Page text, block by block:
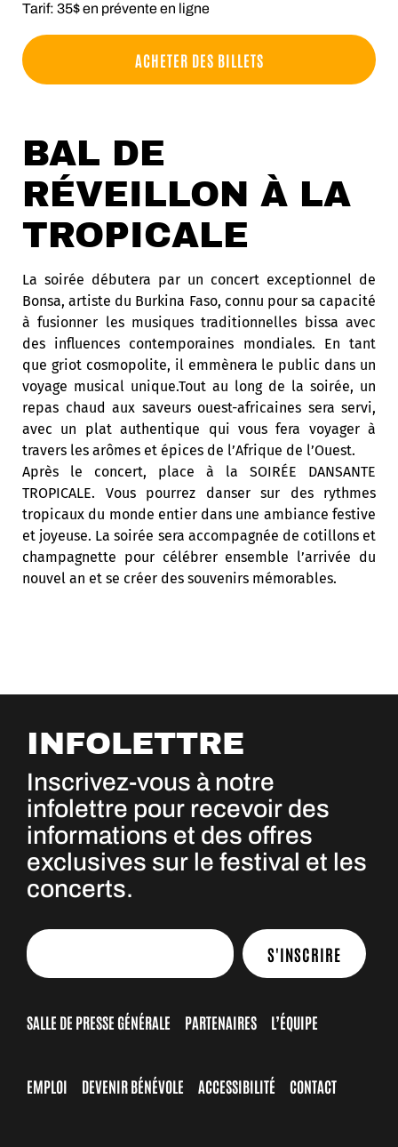
Tarif: 35$ en prévente en ligne
ACHETER DES BILLETS
BAL DE
RÉVEILLON À LA
TROPICALE
La soirée débutera par un concert exceptionnel de
Bonsa, artiste du Burkina Faso, connu pour sa capacité
à fusionner les musiques traditionnelles bissa avec
des influences contemporaines mondiales. En tant
que griot cosmopolite, il emmènera le public dans un
voyage musical unique.Tout au long de la soirée, un
repas chaud aux saveurs ouest-africaines sera servi,
avec un plat authentique qui vous fera voyager à
travers les arômes et épices de l’Afrique de l’Ouest.
Après le concert, place à la SOIRÉE DANSANTE
TROPICALE. Vous pourrez danser sur des rythmes
tropicaux du monde entier dans une ambiance festive
et joyeuse. La soirée sera accompagnée de cotillons et
champagnette pour célébrer ensemble l’arrivée du
nouvel an et se créer des souvenirs mémorables.
INFOLETTRE
Inscrivez-vous à notre
infolettre pour recevoir des
informations et des offres
exclusives sur le festival et les
concerts.
S'INSCRIRE
SALLE DE PRESSE GÉNÉRALE PARTENAIRES L’ÉQUIPE
EMPLOI DEVENIR BÉNÉVOLE ACCESSIBILITÉ CONTACT